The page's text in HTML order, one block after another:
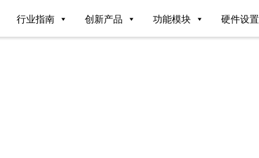
行业指南 创新产品 功能模块 硬件设置